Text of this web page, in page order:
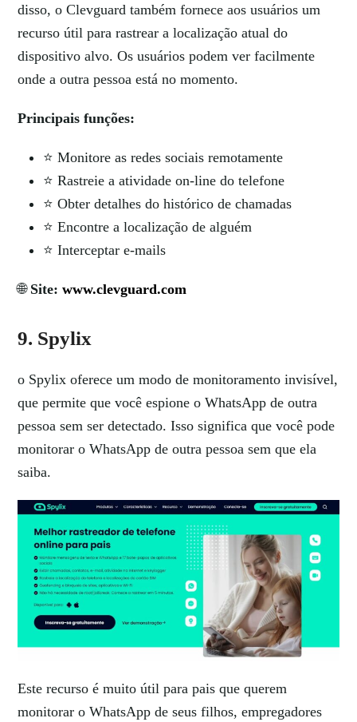
disso, o Clevguard também fornece aos usuários um
recurso útil para rastrear a localização atual do
dispositivo alvo. Os usuários podem ver facilmente
onde a outra pessoa está no momento.
Principais funções:
⭐ Monitore as redes sociais remotamente
⭐ Rastreie a atividade on-line do telefone
⭐ Obter detalhes do histórico de chamadas
⭐ Encontre a localização de alguém
⭐ Interceptar e-mails
🌐 Site:www.clevguard.com
9. Spylix
o Spylix oferece um modo de monitoramento invisível,
que permite que você espione o WhatsApp de outra
pessoa sem ser detectado. Isso significa que você pode
monitorar o WhatsApp de outra pessoa sem que ela
saiba.
Este recurso é muito útil para pais que querem
monitorar o WhatsApp de seus filhos, empregadores